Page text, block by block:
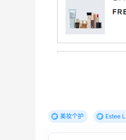
美妆个护 Estee
Prada、TF 等
满$200享8.5折